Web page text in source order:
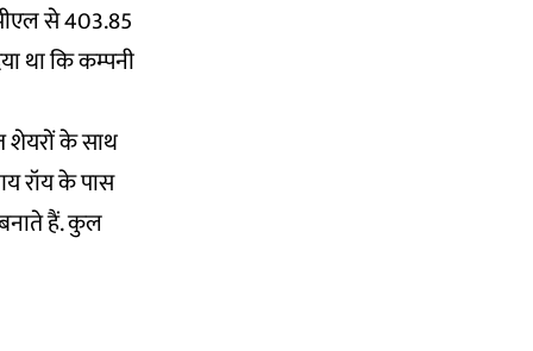
से 403.85
था कि कम्पनी
शेयरों के साथ
रॉय के पास
हैं. कुल